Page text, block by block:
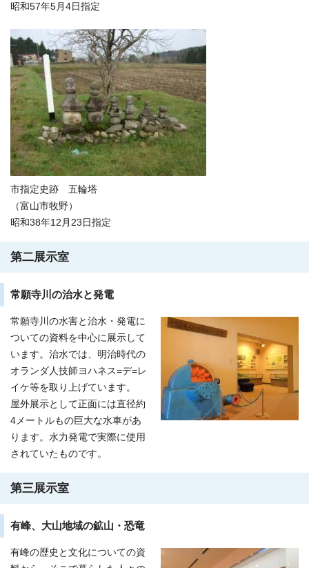
昭和57年5月4日指定
市指定史跡 五輪塔
（富山市牧野）
昭和38年12月23日指定
第二展示室
常願寺川の治水と発電
常願寺川の水害と治水・発電に
ついての資料を中心に展示して
います。治水では、明治時代の
オランダ人技師ヨハネス=デ=レ
イケ等を取り上げています。
屋外展示として正面には直径約
4メートルもの巨大な水車があ
ります。水力発電で実際に使用
されていたものです。
第三展示室
有峰、大山地域の鉱山・恐竜
有峰の歴史と文化についての資